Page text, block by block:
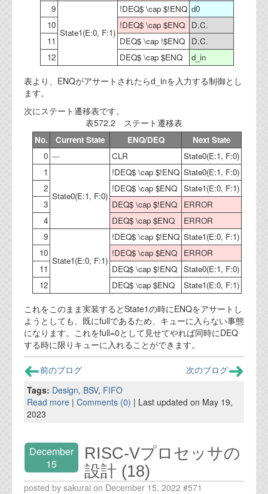
9
State1(E:0, F:1)
!DEQ$ \cap $!ENQ d0
10
!DEQ$ \cap $ENQ
D.C.
11
DEQ$ \cap !$ENQ
D.C.
12
DEQ$ \cap $ENQ d_in
表より、ENQがアサートされたらd_inを入力する制御とし
ます。
次にステート遷移表です。
表572.2 ステート遷移表
No. Current State ENQ/DEQ
Next State
0 --- CLR
State0(E:1, F:0)
1
State0(E:1, F:0)
!DEQ$ \cap $!ENQ State0(E:1, F:0)
2
!DEQ$ \cap $ENQ State1(E:0, F:1)
3
DEQ$ \cap $!ENQ
ERROR
4
DEQ$ \cap $ENQ
ERROR
9
State1(E:0, F:1)
!DEQ$ \cap $!ENQ State1(E:0, F:1)
10
!DEQ$ \cap $ENQ
ERROR
11
DEQ$ \cap $!ENQ State0(E:1, F:0)
12
DEQ$ \cap $ENQ State1(E:0, F:1)
これをこのまま実装するとState1の時にENQをアサートし
ようとしても、既にfullであるため、キューに入らない事態
になります。これをfull=0として見せてやれば同時にDEQ
する時に限りキューに入れることができます。
前のブログ
次のブログ
Tags: Design, BSV, FIFO
Read more | Comments (0) | Last updated on May 19,
2023
December
15
RISC-Vプロセッサの
設計 (18)
posted by sakurai on December 15, 2022 #571